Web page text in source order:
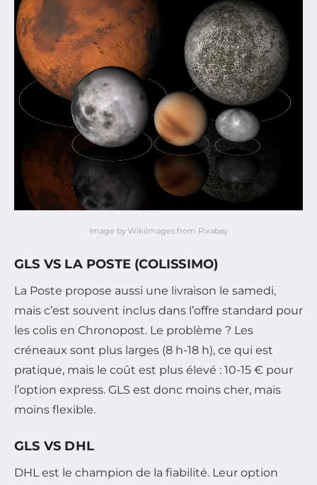
Image by WikiImages from Pixabay
GLS VS LA POSTE (COLISSIMO)
La Poste propose aussi une livraison le samedi,
mais c’est souvent inclus dans l’offre standard pour
les colis en Chronopost. Le problème ? Les
créneaux sont plus larges (8 h-18 h), ce qui est
pratique, mais le coût est plus élevé : 10-15 € pour
l’option express. GLS est donc moins cher, mais
moins flexible.
GLS VS DHL
DHL est le champion de la fiabilité. Leur option